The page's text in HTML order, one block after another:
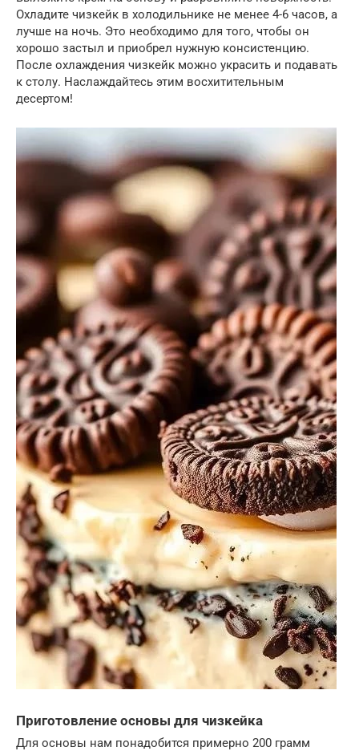
Охладите чизкейк в холодильнике не менее 4-6 часов, а
лучше на ночь. Это необходимо для того, чтобы он
хорошо застыл и приобрел нужную консистенцию.
После охлаждения чизкейк можно украсить и подавать
к столу. Наслаждайтесь этим восхитительным
десертом!
Приготовление основы для чизкейка
Для основы нам понадобится примерно 200 грамм